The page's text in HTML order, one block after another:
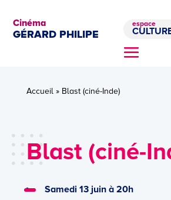
Cinéma
GÉRARD PHILIPE
espace
Accueil» Blast (ciné-Inde)
Blast (ciné-
Samedi 13 juin à 20h